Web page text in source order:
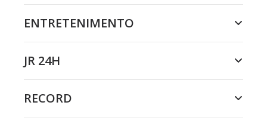
ENTRETENIMENTO
JR 24H
RECORD